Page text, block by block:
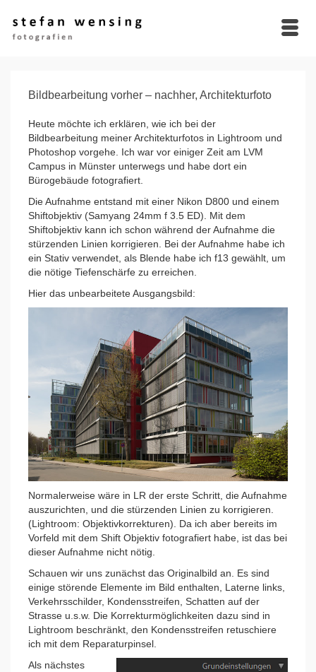
Bildbearbeitung vorher – nachher, Architekturfoto
Heute möchte ich erklären, wie ich bei der
Bildbearbeitung meiner Architekturfotos in Lightroom und
Photoshop vorgehe. Ich war vor einiger Zeit am LVM
Campus in Münster unterwegs und habe dort ein
Bürogebäude fotografiert.
Die Aufnahme entstand mit einer Nikon D800 und einem
Shiftobjektiv (Samyang 24mm f 3.5 ED). Mit dem
Shiftobjektiv kann ich schon während der Aufnahme die
stürzenden Linien korrigieren. Bei der Aufnahme habe ich
ein Stativ verwendet, als Blende habe ich f13 gewählt, um
die nötige Tiefenschärfe zu erreichen.
Hier das unbearbeitete Ausgangsbild:
Normalerweise wäre in LR der erste Schritt, die Aufnahme
auszurichten, und die stürzenden Linien zu korrigieren.
(Lightroom: Objektivkorrekturen). Da ich aber bereits im
Vorfeld mit dem Shift Objektiv fotografiert habe, ist das bei
dieser Aufnahme nicht nötig.
Schauen wir uns zunächst das Originalbild an. Es sind
einige störende Elemente im Bild enthalten, Laterne links,
Verkehrsschilder, Kondensstreifen, Schatten auf der
Strasse u.s.w. Die Korrekturmöglichkeiten dazu sind in
Lightroom beschränkt, den Kondensstreifen retuschiere
ich mit dem Reparaturpinsel.
Als nächstes